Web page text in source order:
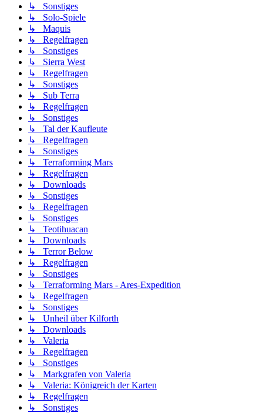
↳ Sonstiges
↳ Solo-Spiele
↳ Maquis
↳ Regelfragen
↳ Sonstiges
↳ Sierra West
↳ Regelfragen
↳ Sonstiges
↳ Sub Terra
↳ Regelfragen
↳ Sonstiges
↳ Tal der Kaufleute
↳ Regelfragen
↳ Sonstiges
↳ Terraforming Mars
↳ Regelfragen
↳ Downloads
↳ Sonstiges
↳ Regelfragen
↳ Sonstiges
↳ Teotihuacan
↳ Downloads
↳ Terror Below
↳ Regelfragen
↳ Sonstiges
↳ Terraforming Mars - Ares-Expedition
↳ Regelfragen
↳ Sonstiges
↳ Unheil über Kilforth
↳ Downloads
↳ Valeria
↳ Regelfragen
↳ Sonstiges
↳ Markgrafen von Valeria
↳ Valeria: Königreich der Karten
↳ Regelfragen
↳ Sonstiges